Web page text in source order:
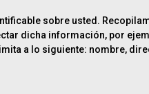
sobre usted.
dicha información, por
a lo siguiente: nombre,